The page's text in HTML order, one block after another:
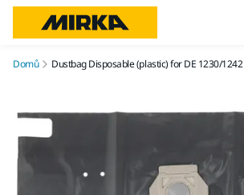
Domů Dustbag Disposable (plastic) for DE 1230/1242